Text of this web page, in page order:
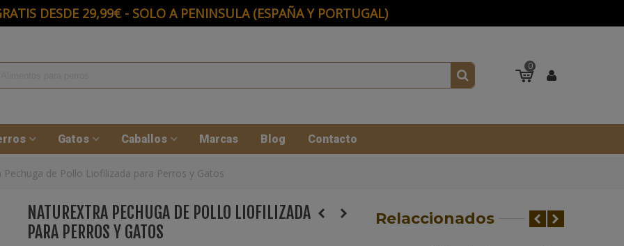
DESDE 29,99€ - SOLO A PENINSULA (ESPAÑA Y PORTUGAL)
0
Gatos Caballos Marcas Blog Contacto
Pechuga de Pollo Liofilizada para Perros y Gatos
NATUREXTRA PECHUGA DE POLLO LIOFILIZADA
PARA PERROS Y GATOS
Relaccionados